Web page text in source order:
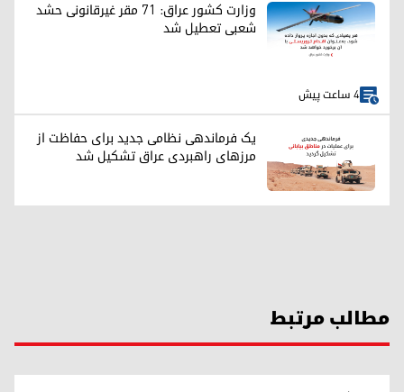
وزارت کشور عراق: ۷۱ مقر غیرقانونی حشد
شعبی تعطیل شد
4 ساعت پیش
یک فرماندهی نظامی جدید برای حفاظت از
مرزهای راهبردی عراق تشکیل شد
مطالب مرتبط